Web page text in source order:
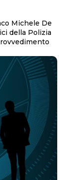
Michele De
della Polizia